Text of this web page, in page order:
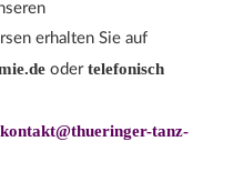
erhalten Sie auf
oder telefonisch
kontakt@thueringer-tanz-